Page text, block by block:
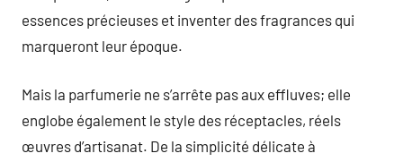
essences précieuses et inventer des fragrances qui
marqueront leur époque.
Mais la parfumerie ne s’arrête pas aux effluves; elle
englobe également le style des réceptacles, réels
œuvres d’artisanat. De la simplicité délicate à